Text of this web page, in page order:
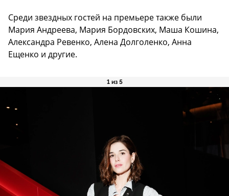
Среди звездных гостей на премьере также были
Мария Андреева, Мария Бордовских, Маша Кошина,
Александра Ревенко, Алена Долголенко, Анна
Ещенко и другие.
1 из 5